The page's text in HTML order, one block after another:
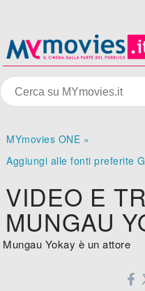
MYmovies ONE »
Aggiungi alle fonti preferite
VIDEO E
MUNGAU
Mungau Yokay è un attore